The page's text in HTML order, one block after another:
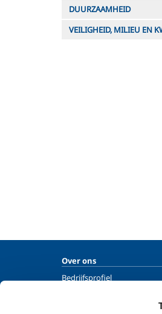
DUURZAAMHEID
VEILIGHEID, MILIEU EN
Over ons
Bedrijfsprofiel